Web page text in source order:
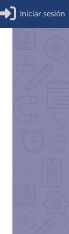
Iniciar sesión